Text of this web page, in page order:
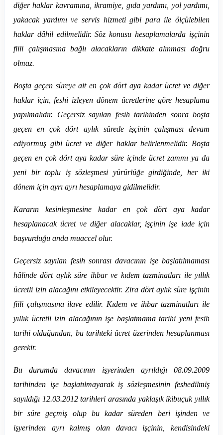
diğer haklar kavramına, ikramiye, gıda yardımı, yol yardımı,
yakacak yardımı ve servis hizmeti gibi para ile ölçülebilen
haklar dâhil edilmelidir. Söz konusu hesaplamalarda işçinin
fiili çalışmasına bağlı alacakların dikkate alınması doğru
olmaz.
Boşta geçen süreye ait en çok dört aya kadar ücret ve diğer
haklar için, feshi izleyen dönem ücretlerine göre hesaplama
yapılmalıdır. Geçersiz sayılan fesih tarihinden sonra boşta
geçen en çok dört aylık sürede işçinin çalışması devam
ediyormuş gibi ücret ve diğer haklar belirlenmelidir. Boşta
geçen en çok dört aya kadar süre içinde ücret zammı ya da
yeni bir toplu iş sözleşmesi yürürlüğe girdiğinde, her iki
dönem için ayrı ayrı hesaplamaya gidilmelidir.
Kararın kesinleşmesine kadar en çok dört aya kadar
hesaplanacak ücret ve diğer alacaklar, işçinin işe iade için
başvurduğu anda muaccel olur.
Geçersiz sayılan fesih sonrası davacının işe başlatılmaması
hâlinde dört aylık süre ihbar ve kıdem tazminatları ile yıllık
ücretli izin alacağını etkileyecektir. Zira dört aylık süre işçinin
fiili çalışmasına ilave edilir. Kıdem ve ihbar tazminatları ile
yıllık ücretli izin alacağının işe başlatmama tarihi yeni fesih
tarihi olduğundan, bu tarihteki ücret üzerinden hesaplanması
gerekir.
Bu durumda davacının işyerinden ayrıldığı 08.09.2009
tarihinden işe başlatılmayarak iş sözleşmesinin feshedilmiş
sayıldığı 12.03.2012 tarihleri arasında yaklaşık ikibuçuk yıllık
bir süre geçmiş olup bu kadar süreden beri işinden ve
işyerinden ayrı kalmış olan davacı işçinin, kendisindeki